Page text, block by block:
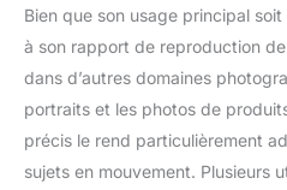
Bien que son usage principal
à son rapport de reproduction
dans d’autres domaines
portraits et les photos de
précis le rend particulièrement
sujets en mouvement. Plusieurs